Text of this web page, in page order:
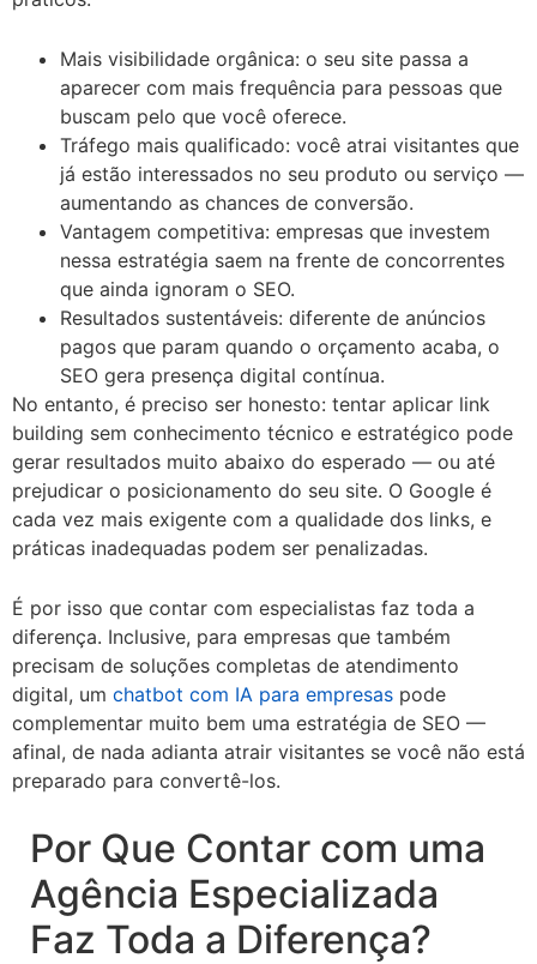
Mais visibilidade orgânica: o seu site passa a
aparecer com mais frequência para pessoas que
buscam pelo que você oferece.
Tráfego mais qualificado: você atrai visitantes que
já estão interessados no seu produto ou serviço —
aumentando as chances de conversão.
Vantagem competitiva: empresas que investem
nessa estratégia saem na frente de concorrentes
que ainda ignoram o SEO.
Resultados sustentáveis: diferente de anúncios
pagos que param quando o orçamento acaba, o
SEO gera presença digital contínua.
No entanto, é preciso ser honesto: tentar aplicar link
building sem conhecimento técnico e estratégico pode
gerar resultados muito abaixo do esperado — ou até
prejudicar o posicionamento do seu site. O Google é
cada vez mais exigente com a qualidade dos links, e
práticas inadequadas podem ser penalizadas.
É por isso que contar com especialistas faz toda a
diferença. Inclusive, para empresas que também
precisam de soluções completas de atendimento
digital, um chatbot com IA para empresas pode
complementar muito bem uma estratégia de SEO —
afinal, de nada adianta atrair visitantes se você não está
preparado para convertê-los.
Por Que Contar com uma
Agência Especializada
Faz Toda a Diferença?